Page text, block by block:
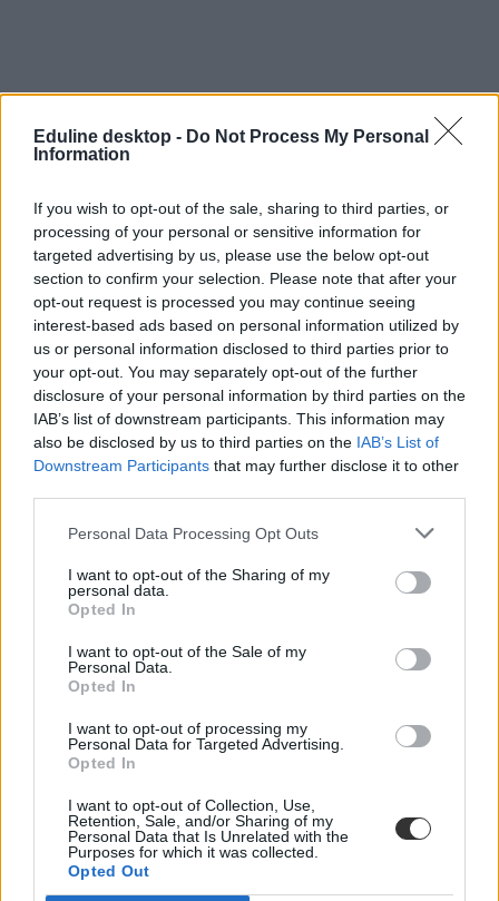
Eduline desktop - Do Not Process My Personal
Information
If you wish to opt-out of the sale, sharing to third parties, or
processing of your personal or sensitive information for
targeted advertising by us, please use the below opt-out
section to confirm your selection. Please note that after your
opt-out request is processed you may continue seeing
interest-based ads based on personal information utilized by
us or personal information disclosed to third parties prior to
your opt-out. You may separately opt-out of the further
disclosure of your personal information by third parties on the
IAB’s list of downstream participants. This information may
also be disclosed by us to third parties on the IAB’s List of
Downstream Participants that may further disclose it to other
Personal Data Processing Opt Outs
I want to opt-out of the Sharing of my
personal data.
Opted In
I want to opt-out of the Sale of my
Personal Data.
Opted In
I want to opt-out of processing my
Personal Data for Targeted Advertising.
Opted In
I want to opt-out of Collection, Use,
Retention, Sale, and/or Sharing of my
Personal Data that Is Unrelated with the
Purposes for which it was collected.
Opted Out
Ennyit kell félretennetek, ha felsőfokú nyelvvizsgát
szeretnétek letenni
Megnéztük, hogy milyen árakkal kell számolnotok, ha felsőfokú
nyelvvizsgára készültök.
Nyelvtanulás
Eduline